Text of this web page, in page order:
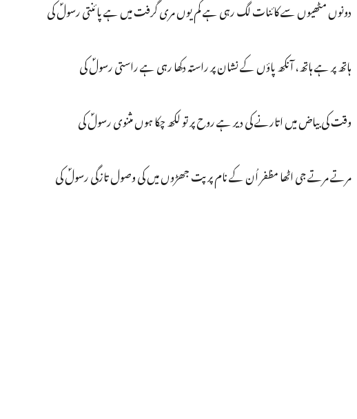
دونوں مٹھیوں سے کائنات لگ رہی ہے کم یوں مری گرفت میں ہے پائنتی رسولؐ کی
ہاتھ پر ہے ہاتھ، آنکھ پاؤں کے نشان پر راستہ دکھا رہی ہے راستی رسولؐ کی
وقت کی بیاض میں اتارنے کی دیر ہے روح پر تو لکھ چکا ہوں مثنوی رسولؐ کی
مرتے مرتے جی اٹھا مظفر اُن کے نام پر پت جھڑوں میں کی وصول تازگی رسولؐ کی